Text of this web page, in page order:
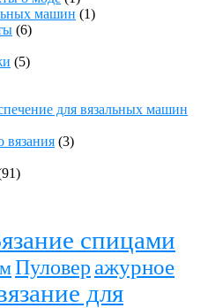
машин (1)
(6)
(5)
для вязальных машин
вязания (3)
спицами
Пуловер ажурное
для